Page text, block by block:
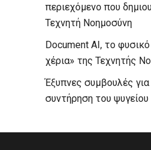
περιεχόμενο που
Τεχνητή Νοημοσύνη
Document AI, το
χέρια» της Τεχνητής
Έξυπνες συμβουλές
συντήρηση του